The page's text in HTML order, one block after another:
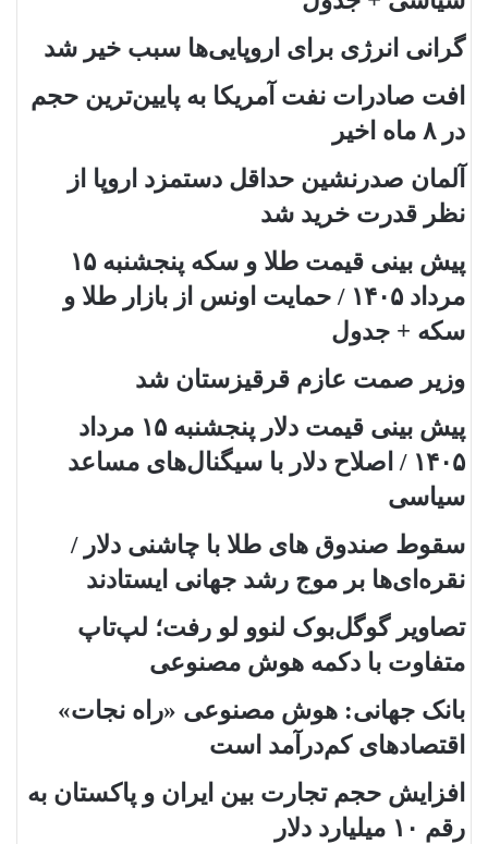
گرانی انرژی برای اروپایی‌ها سبب خیر شد
افت صادرات نفت آمریکا به پایین‌ترین حجم
در ۸ ماه اخیر
آلمان صدرنشین حداقل دستمزد اروپا از
نظر قدرت خرید شد
پیش‌ بینی قیمت طلا و سکه پنجشنبه ۱۵
مرداد ۱۴۰۵ / حمایت اونس از بازار طلا و
سکه + جدول
وزیر صمت عازم قرقیزستان شد
پیش ‌بینی قیمت دلار پنجشنبه ۱۵ مرداد
۱۴۰۵ / اصلاح دلار با سیگنال‌های مساعد
سیاسی
سقوط صندوق های طلا با چاشنی دلار /
نقره‌ای‌ها بر موج رشد جهانی ایستادند
تصاویر گوگل‌بوک لنوو لو رفت؛ لپ‌تاپ
متفاوت با دکمه هوش مصنوعی
بانک جهانی: هوش مصنوعی «راه نجات»
اقتصادهای کم‌درآمد است
افزایش حجم تجارت بین ایران و پاکستان به
رقم ۱۰ میلیارد دلار